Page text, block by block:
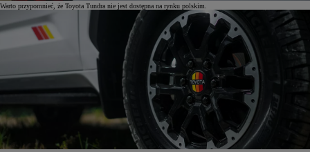
Warto przypomnieć, że Toyota Tundra nie jest dostępna na rynku polskim.